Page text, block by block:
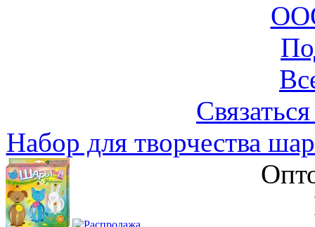
Набор для творчества